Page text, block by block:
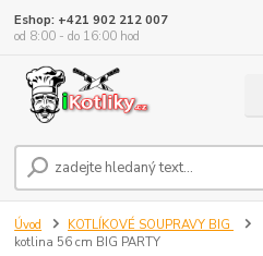
Eshop: +421 902 212 007
od 8:00 - do 16:00 hod
Úvod KOTLÍKOVÉ SOUPRAVY BIG
kotlina 56 cm BIG PARTY